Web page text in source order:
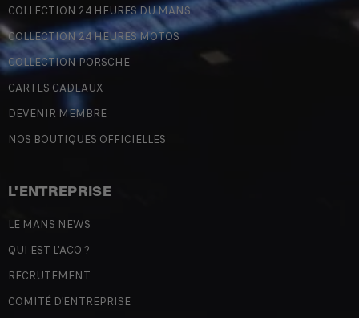
COLLECTION 24 HEURES DU MANS
COLLECTION 24 HEURES MOTOS
COLLECTION PORSCHE
CARTES CADEAUX
DEVENIR MEMBRE
NOS BOUTIQUES OFFICIELLES
L'ENTREPRISE
LE MANS NEWS
QUI EST L'ACO ?
RECRUTEMENT
COMITÉ D'ENTREPRISE